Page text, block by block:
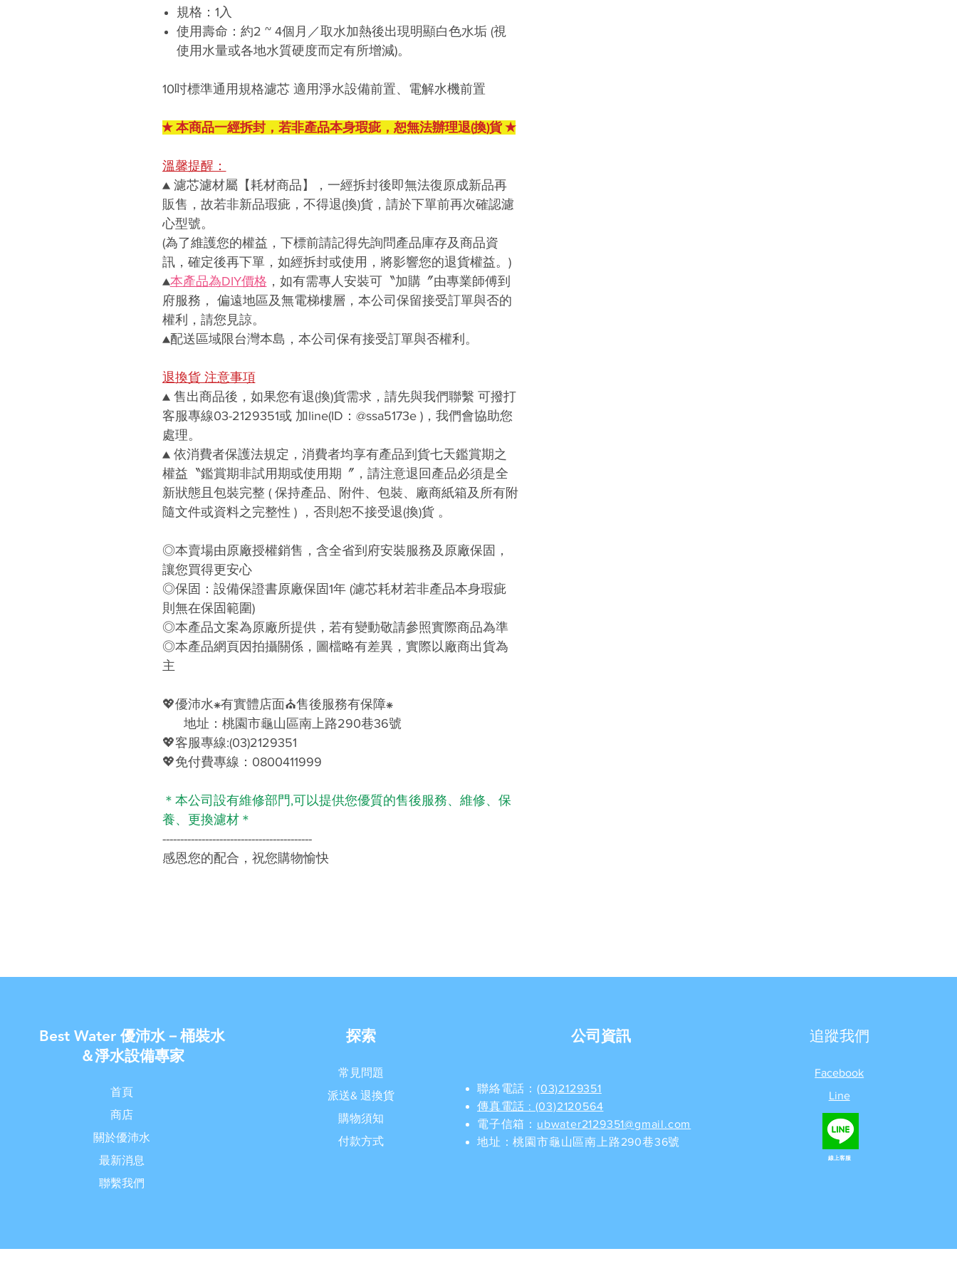
規格： 1入
使用壽命：約2 ~ 4個月／取水加熱後出現明顯白色水垢(視
使用水量或各地水質硬度而定有所增減)。
10吋標準通用規格濾芯 適用淨水設備前置、電解水機前置
★ 本商品一經拆封，若非產品本身瑕疵，恕無法辦理退(換)貨 ★
溫馨提醒：
▲ 濾芯濾材屬【耗材商品】，一經拆封後即無法復原成新品再
販售，故若非新品瑕疵，不得退(換)貨，請於下單前再次確認濾
心型號。
(為了維護您的權益，下標前請記得先詢問產品庫存及商品資
訊，確定後再下單，如經拆封或使用，將影響您的退貨權益。)
▲本產品為DIY價格 ，如有需專人安裝可〝加購〞由專業師傅到
府服務， 偏遠地區及無電梯樓層，本公司保留接受訂單與否的
權利，請您見諒。
▲配送區域限台灣本島，本公司保有接受訂單與否權利。
退換貨 注意事項
▲ 售出商品後，如果您有退(換)貨需求，請先與我們聯繫 可撥打
客服專線03-2129351或 加line(ID：@ssa5173e )，我們會協助您
處理。
▲ 依消費者保護法規定，消費者均享有產品到貨七天鑑賞期之
權益〝鑑賞期非試用期或使用期〞，請注意退回產品必須是全
新狀態且包裝完整 ( 保持產品、附件、包裝、廠商紙箱及所有附
隨文件或資料之完整性 ) ，否則恕不接受退(換)貨 。
◎本賣場由原廠授權銷售，含全省到府安裝服務及原廠保固，
讓您買得更安心
◎保固：設備保證書原廠保固1年 (濾芯耗材若非產品本身瑕疵
則無在保固範圍)
◎本產品文案為原廠所提供，若有變動敬請參照實際商品為準
◎本產品網頁因拍攝關係，圖檔略有差異，實際以廠商出貨為
主
💖優沛水⁕有實體店面⛪售後服務有保障⁕
地址：桃園市龜山區南上路290巷36號
💖客服專線:(03)2129351
💖免付費專線： 0800411999
＊本公司設有維修部門,可以提供您優質的售後服務、維修、保
養、更換濾材＊
------------------------------------------
感恩您的配合，祝您購物愉快
Best Water 優沛水－桶裝水
＆淨水設備專家
首頁
商店
關於優沛水
最新消息
聯繫我們
探索
常見問題
派送& 退換貨
購物須知
付款方式
公司資訊
聯絡電話：(03)2129351
​傳真電話 : (03)2120564
電子信箱： ubwater2129351@gmail.com
地址：桃園市龜山區南上路290巷36號
追蹤我們
Facebook
Line
線上客服